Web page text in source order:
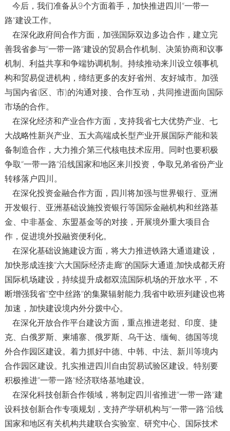
今后，我们准备从9个方面着手，加快推进四川“一带一
路”建设工作。
在深化政府间合作方面，加强国际双边多边合作，建立完
善我省参与“一带一路”建设的贸易合作机制、决策协商和议事
机制、利益共享和争端协调机制。持续推动来川设立领事机
构和贸易促进机构，缔结更多的友好省州、友好城市。加强
与国内省(区、市)的沟通对接、合作互动，共同推进面向国际
市场的合作。
在深化经济和产业合作方面，支持我省七大优势产业、七
大战略性新兴产业、五大高端成长型产业开展国际产能和装
备制造合作，大力推介第三代核电技术应用。同时也要积极
争取“一带一路”沿线国家和地区来川投资，争取兄弟省份产业
转移落户四川。
在深化投资金融合作方面，四川将加强与世界银行、亚洲
开发银行、亚洲基础设施投资银行等国际金融机构和丝路基
金、中非基金、东盟基金等的对接，开展境外重大项目合
作，促进境外投融资便利化。
在深化基础设施建设方面，将大力推进铁路大通道建设，
加快形成连接“六大国际经济走廊”的国际大通道;加快成都天府
国际机场建设，持续提升成都双流国际机场的开放水平，不
断增强我省“空中丝路”的集聚辐射能力;我省中欧班列建设也将
加速，加快建设境内外分拨中心。
在深化开放合作平台建设方面，重点推进老挝、印度、捷
克、白俄罗斯、柬埔寨、俄罗斯、乌干达、缅甸、德国等境
外合作园区建设。着力抓好中德、中韩、中法、新川等境内
合作园区建设。扎实推进四川自由贸易试验区建设。特别要
积极推进“一带一路”经济联络基地建设。
在深化科技创新合作领域，将制定四川省推进“一带一路”建
设科技创新合作专项规划，支持产学研机构与“一带一路”沿线
国家和地区有关机构共建联合实验室、研究中心、国际技术